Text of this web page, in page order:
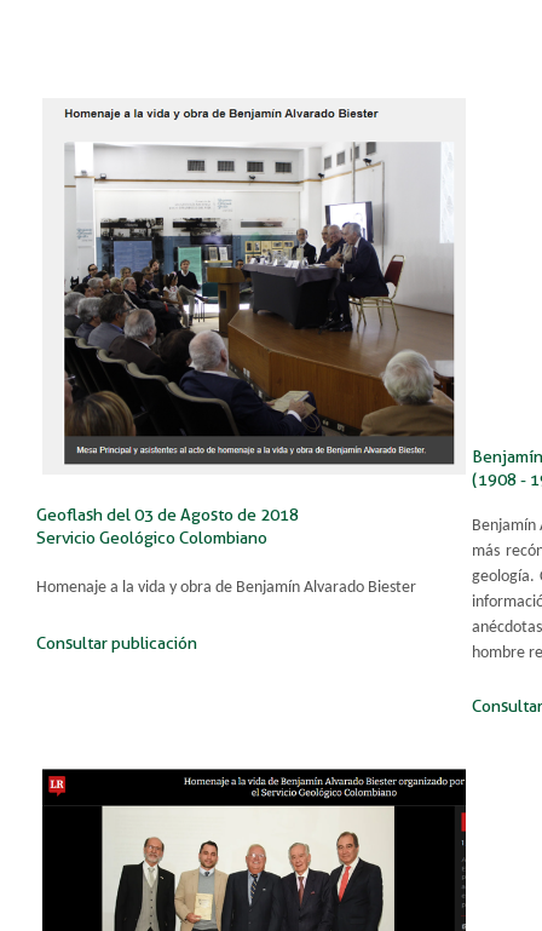
Geoflash del 03 de Agosto de 2018
Servicio Geológico Colombiano
Homenaje a la vida y obra de Benjamín Alvarado Biester​
Consultar publicación
(1908 -
Benjamín
más
geología.
hombre